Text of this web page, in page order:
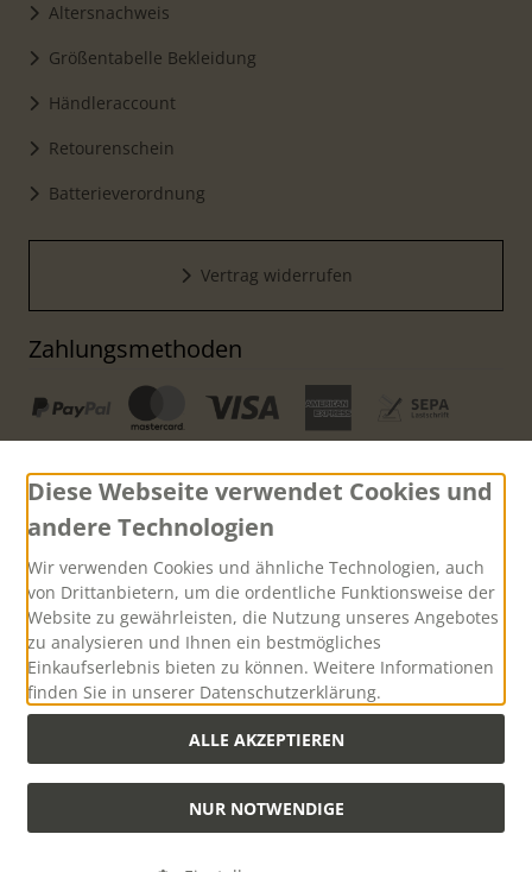
Altersnachweis
Größentabelle Bekleidung
Händleraccount
Retourenschein
Batterieverordnung
Vertrag widerrufen
Zahlungsmethoden
Versand
Versandkostenfreie Lieferung innerhalb Deutschlands ab
Alle Preise inkl. gesetzl. MwSt. zzgl.Versandkosten
Diese Webseite verwendet Cookies und
andere Technologien
Wir verwenden Cookies und ähnliche Technologien, auch
von Drittanbietern, um die ordentliche Funktionsweise der
Website zu gewährleisten, die Nutzung unseres Angebotes
zu analysieren und Ihnen ein bestmögliches
Einkaufserlebnis bieten zu können. Weitere Informationen
finden Sie in unserer Datenschutzerklärung.
ALLE AKZEPTIEREN
NUR NOTWENDIGE